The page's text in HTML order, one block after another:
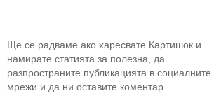
Ще се радваме ако харесвате Картишок и
намирате статията за полезна, да
разпространите публикацията в социалните
мрежи и да ни оставите коментар.